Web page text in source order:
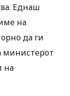
Еднаш
на
да ги
министерот
на